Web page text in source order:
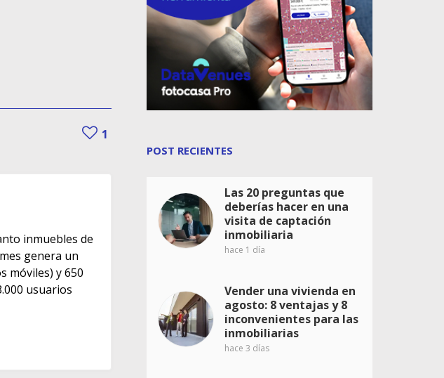
1
inmuebles de
genera un
móviles) y 650
usuarios
POST RECIENTES
Las 20 preguntas que
deberías hacer en una
visita de captación
inmobiliaria
hace 1 día
Vender una vivienda en
agosto: 8 ventajas y 8
inconvenientes para las
inmobiliarias
hace 3 días